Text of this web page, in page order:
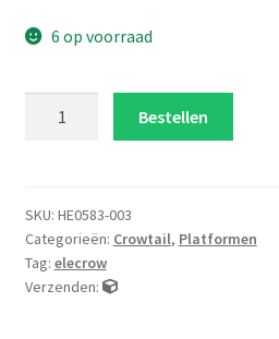
6 op voorraad
Bestellen
SKU: HE0583-003
Categorieën: Crowtail, Platformen
Tag: elecrow
Verzenden: